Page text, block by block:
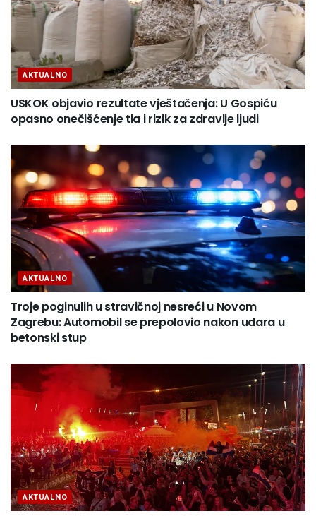
AKTUALNO
USKOK objavio rezultate vještačenja: U Gospiću
opasno onečišćenje tla i rizik za zdravlje ljudi
AKTUALNO
Troje poginulih u stravičnoj nesreći u Novom
Zagrebu: Automobil se prepolovio nakon udara u
betonski stup
AKTUALNO